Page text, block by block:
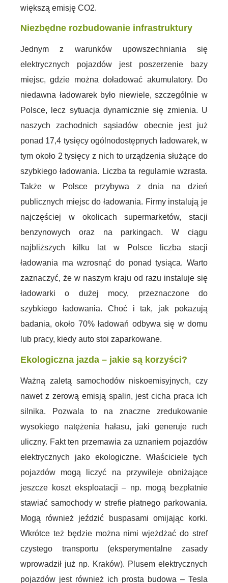
większą emisję CO2.
Niezbędne rozbudowanie infrastruktury
Jednym z warunków upowszechniania się
elektrycznych pojazdów jest poszerzenie bazy
miejsc, gdzie można doładować akumulatory. Do
niedawna ładowarek było niewiele, szczególnie w
Polsce, lecz sytuacja dynamicznie się zmienia. U
naszych zachodnich sąsiadów obecnie jest już
ponad 17,4 tysięcy ogólnodostępnych ładowarek, w
tym około 2 tysięcy z nich to urządzenia służące do
szybkiego ładowania. Liczba ta regularnie wzrasta.
Także w Polsce przybywa z dnia na dzień
publicznych miejsc do ładowania. Firmy instalują je
najczęściej w okolicach supermarketów, stacji
benzynowych oraz na parkingach. W ciągu
najbliższych kilku lat w Polsce liczba stacji
ładowania ma wzrosnąć do ponad tysiąca. Warto
zaznaczyć, że w naszym kraju od razu instaluje się
ładowarki o dużej mocy, przeznaczone do
szybkiego ładowania. Choć i tak, jak pokazują
badania, około 70% ładowań odbywa się w domu
lub pracy, kiedy auto stoi zaparkowane.
Ekologiczna jazda – jakie są korzyści?
Ważną zaletą samochodów niskoemisyjnych, czy
nawet z zerową emisją spalin, jest cicha praca ich
silnika. Pozwala to na znaczne zredukowanie
wysokiego natężenia hałasu, jaki generuje ruch
uliczny. Fakt ten przemawia za uznaniem pojazdów
elektrycznych jako ekologiczne. Właściciele tych
pojazdów mogą liczyć na przywileje obniżające
jeszcze koszt eksploatacji – np. mogą bezpłatnie
stawiać samochody w strefie płatnego parkowania.
Mogą również jeździć buspasami omijając korki.
Wkrótce też będzie można nimi wjeżdżać do stref
czystego transportu (eksperymentalne zasady
wprowadził już np. Kraków). Plusem elektrycznych
pojazdów jest również ich prosta budowa – Tesla